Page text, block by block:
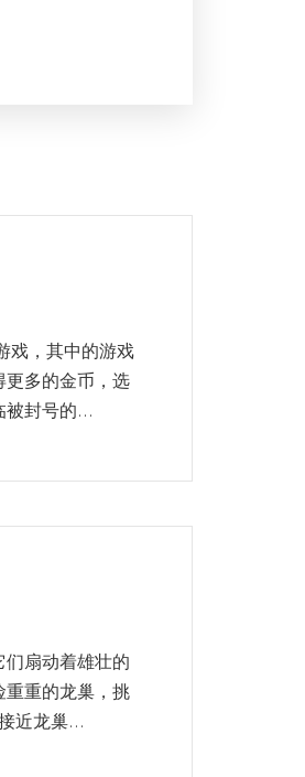
戏，其中的游戏
更多的金币，选
被封号的...
扇动着雄壮的
重重的龙巢，挑
近龙巢...